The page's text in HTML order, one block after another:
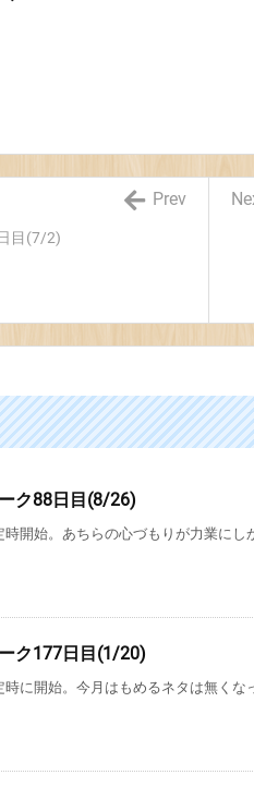
目(7/2)
Prev
ク88日目(8/26)
時開始。あちらの心づもりが力業に
ク177日目(1/20)
時に開始。今月はもめるネタは無くな